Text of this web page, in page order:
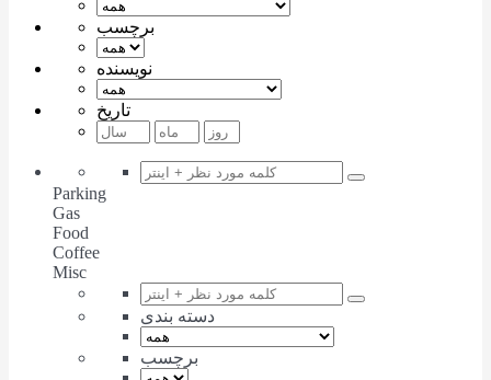
برچسب
نویسنده
تاریخ
Parking
Gas
Food
Coffee
Misc
دسته بندی
برچسب